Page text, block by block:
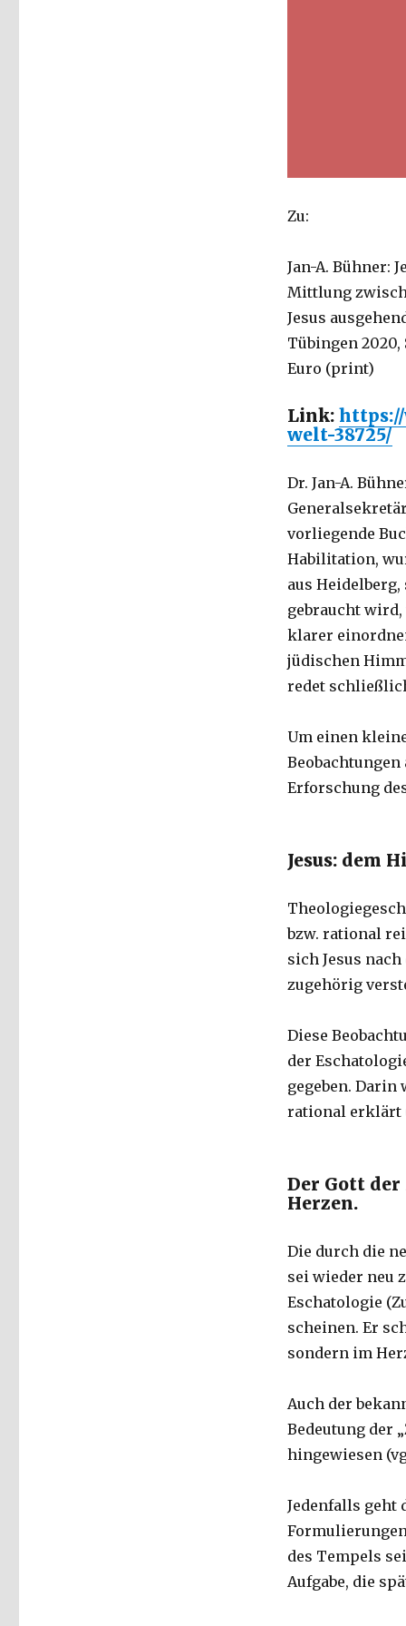
Zu:
Jan-A. Bühner:
Mittlung
Jesus
Tübingen 2020,
Euro (print)
Link:
welt-38725/
Dr. Jan-A.
vorliegende
Habilitation,
aus
gebraucht
klarer
jüdischen
redet
Um einen
Erforschung
Jesus: dem
bzw. rational
sich Jesus
zugehörig
Diese
der
gegeben.
rational erklärt
Der Gott
Herzen.
Die durch die
sei wieder neu
Eschatologie
scheinen. Er
sondern im
Auch der
Bedeutung der
hingewiesen
Jedenfalls geht
des Tempels
Aufgabe, die